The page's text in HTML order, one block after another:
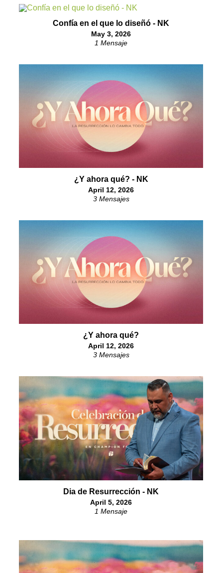
Confía en el que lo diseñó - NK
May 3, 2026
1 Mensaje
¿Y ahora qué? - NK
April 12, 2026
3 Mensajes
¿Y ahora qué?
April 12, 2026
3 Mensajes
Dia de Resurrección - NK
April 5, 2026
1 Mensaje